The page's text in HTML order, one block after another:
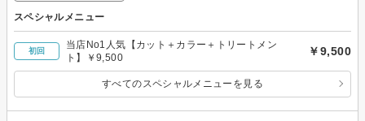
スペシャルメニュー
初回
当店No1人気【カット＋カラー＋トリートメン
ト】￥9,500
￥9,500
すべてのスペシャルメニューを見る